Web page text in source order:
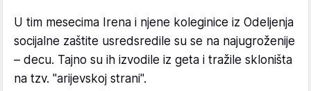
U tim mesecima Irena i njene koleginice iz Odeljenja
socijalne zaštite usredsredile su se na najugroženije
– decu. Tajno su ih izvodile iz geta i tražile skloništa
na tzv. "arijevskoj strani".